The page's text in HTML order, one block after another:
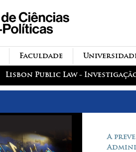
principal
Faculdade
Lisbon Public Law -
A